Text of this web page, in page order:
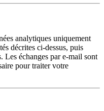
analytiques uniquement
décrites ci-dessus, puis
Les échanges par e-mail sont
pour traiter votre